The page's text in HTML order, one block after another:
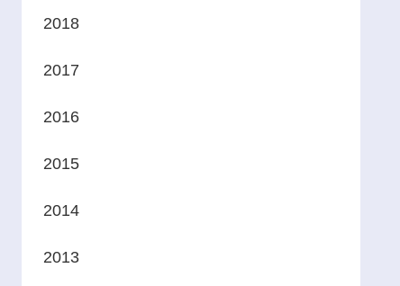
2018
2017
2016
2015
2014
2013